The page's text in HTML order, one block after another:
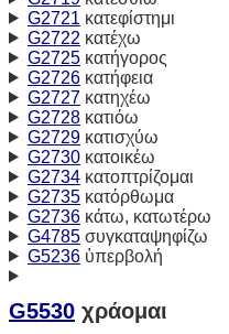
G2721 κατεφίστημι
G2722 κατέχω
G2725κατήγορος
G2726κατήφεια
G2727κατηχέω
G2728κατιόω
G2729κατισχύω
G2730κατοικέω
G2734κατοπτρίζομαι
G2735κατόρθωμα
G2736κάτω, κατωτέρω
G4785συγκαταψηφίζω
G5236ὑπερβολή
G5530 χράομαι